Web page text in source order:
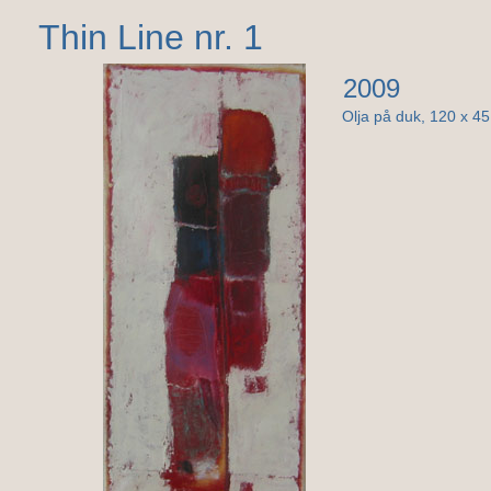
Thin Line nr. 1
2009
Olja på duk, 120 x